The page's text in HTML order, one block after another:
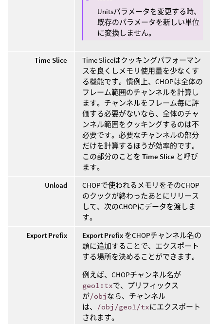
Unitsパラメータを変更する時、
既存のパラメータを新しい単位
に変換しません。
Time Slice
Time Sliceはクッキングパフォーマン
スを良くしメモリ使用量を少なくす
る機能です。慣例上、CHOPは全体の
フレーム範囲のチャンネルを計算し
ます。チャンネルをフレーム毎に評
価する必要がないなら、全体のチャ
ンネル範囲をクッキングするのは不
必要です。必要なチャンネルの部分
だけを計算するほうが効率的です。
この部分のことを Time Slice と呼び
ます。
Unload
CHOPで使われるメモリをそのCHOP
のクックが終わったあとにリリース
して、次のCHOPにデータを渡しま
す。
Export Prefix
Export Prefix をCHOPチャンネル名の
頭に追加することで、エクスポート
する場所を決めることができます。
例えば、CHOPチャンネル名が
geo1:txで、プリフィックス
が/obj なら、チャンネル
は、
/obj/geo1/txにエクスポート
されます。